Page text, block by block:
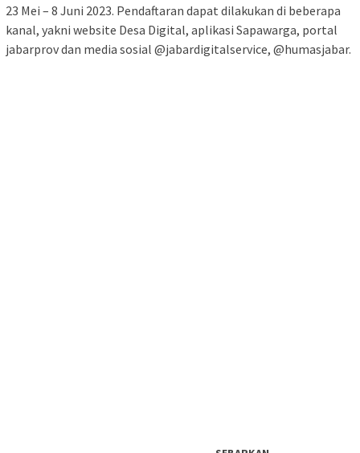
23 Mei – 8 Juni 2023. Pendaftaran dapat dilakukan di beberapa
kanal, yakni website Desa Digital, aplikasi Sapawarga, portal
jabarprov dan media sosial @jabardigitalservice, @humasjabar.